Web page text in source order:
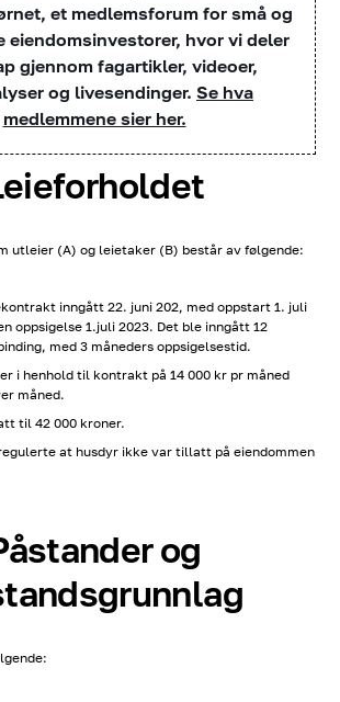
et medlemsforum for små og
eiendomsinvestorer, hvor vi deler
gjennom fagartikler, videoer,
og livesendinger. Se hva
medlemmene sier her.
utleier (A) og leietaker (B) består av følgende:
inngått 22. juni 202, med oppstart 1. juli
oppsigelse 1.juli 2023. Det ble inngått 12
med 3 måneders oppsigelsestid.
i henhold til kontrakt på 14 000 kr pr måned
måned.
til 42 000 kroner.
at husdyr ikke var tillatt på eiendommen
og